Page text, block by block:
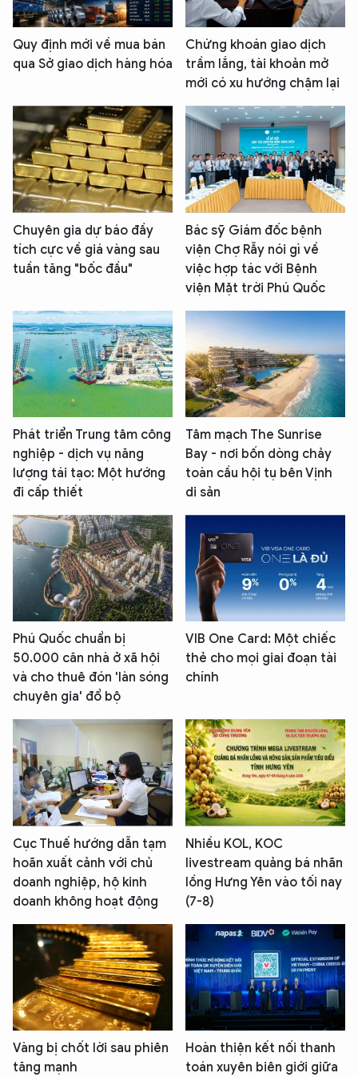
Quy định mới về mua bán
qua Sở giao dịch hàng hóa
Chứng khoán giao dịch
trầm lắng, tài khoản mở
mới có xu hướng chậm lại
Chuyên gia dự báo đầy
tích cực về giá vàng sau
tuần tăng "bốc đầu"
Bác sỹ Giám đốc bệnh
viện Chợ Rẫy nói gì về
việc hợp tác với Bệnh
viện Mặt trời Phú Quốc
Phát triển Trung tâm công
nghiệp - dịch vụ năng
lượng tái tạo: Một hướng
đi cấp thiết
Tâm mạch The Sunrise
Bay - nơi bốn dòng chảy
toàn cầu hội tụ bên Vịnh
di sản
Phú Quốc chuẩn bị
50.000 căn nhà ở xã hội
và cho thuê đón 'làn sóng
chuyên gia' đổ bộ
VIB One Card: Một chiếc
thẻ cho mọi giai đoạn tài
chính
Cục Thuế hướng dẫn tạm
hoãn xuất cảnh với chủ
doanh nghiệp, hộ kinh
doanh không hoạt động
Nhiều KOL, KOC
livestream quảng bá nhãn
lồng Hưng Yên vào tối nay
(7-8)
Vàng bị chốt lời sau phiên
tăng mạnh
Hoàn thiện kết nối thanh
toán xuyên biên giới giữa